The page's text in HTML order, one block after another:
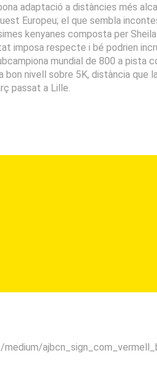
adaptació a distàncies més
Europeu; el que sembla
kenyanes composta per
imposa respecte i bé podrien
mundial de 800 a pista
nivell sobre 5K, distància que
passat a Lille.